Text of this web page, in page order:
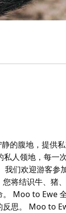
的腹地，提供
人领地，每一
们欢迎游客参
您将结识牛、
Moo to Ewe
思。 Moo to